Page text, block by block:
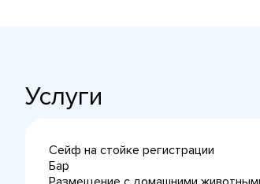
Услуги
Сейф на стойке регистрации
Бар